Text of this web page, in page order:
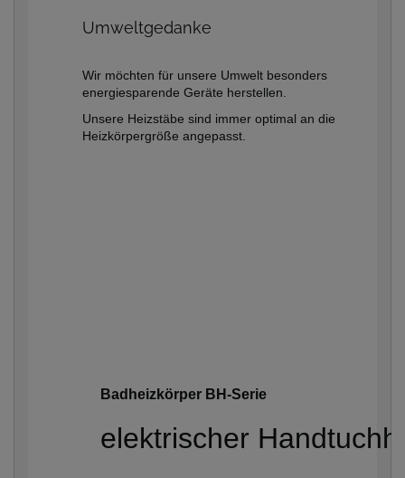
Umweltgedanke
Wir möchten für unsere Umwelt besonders
energiesparende Geräte herstellen.
Unsere Heizstäbe sind immer optimal an die
Heizkörpergröße angepasst.
Badheizkörper BH-Serie
elektrischer